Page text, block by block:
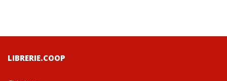
LIBRERIE.COOP